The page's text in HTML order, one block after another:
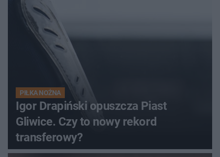
PIŁKA NOŻNA
Igor Drapiński opuszcza Piast
Gliwice. Czy to nowy rekord
transferowy?